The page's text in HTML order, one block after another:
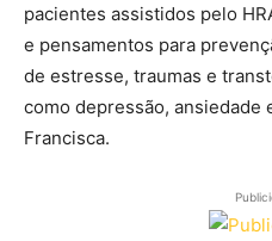
pacientes assistidos pelo
e pensamentos para
de estresse, traumas e
como depressão, ansiedade
Francisca.